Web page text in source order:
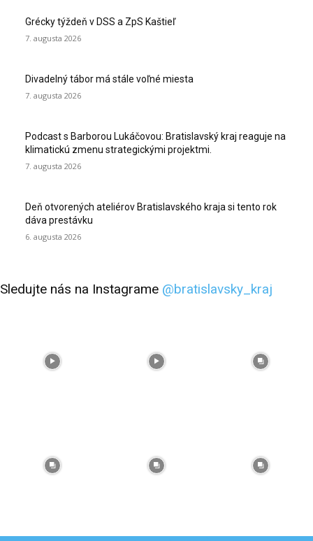
Grécky týždeň v DSS a ZpS Kaštieľ
7. augusta 2026
Divadelný tábor má stále voľné miesta
7. augusta 2026
Podcast s Barborou Lukáčovou: Bratislavský kraj reaguje na
klimatickú zmenu strategickými projektmi.
7. augusta 2026
Deň otvorených ateliérov Bratislavského kraja si tento rok
dáva prestávku
6. augusta 2026
Sledujte nás na Instagrame @bratislavsky_kraj